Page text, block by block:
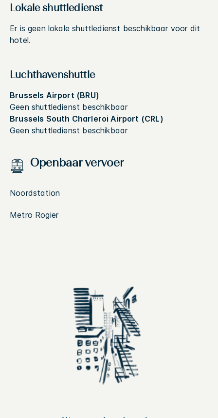
Lokale shuttledienst
Er is geen lokale shuttledienst beschikbaar voor dit
hotel.
Luchthavenshuttle
Brussels Airport (BRU)
Geen shuttledienst beschikbaar
Brussels South Charleroi Airport (CRL)
Geen shuttledienst beschikbaar
Openbaar vervoer
Noordstation
Metro Rogier